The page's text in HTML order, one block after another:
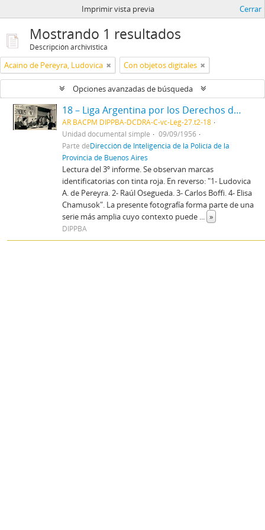
Imprimir vista previa Cerrar
Mostrando 1 resultados
Descripción archivística
Acaino de Pereyra, Ludovica Con objetos digitales
Opciones avanzadas de búsqueda
18 – Liga Argentina por los Derechos del Hombre - Asamblea gral. de filiales y conferencia
AR BACPM DIPPBA-DCDRA-C-vc-Leg-27.t2-18
Unidad documental simple
09/09/1956
Parte deDirección de Inteligencia de la Policía de la
Provincia de Buenos Aires
Lectura del 3º informe. Se observan marcas
identificatorias con tinta roja. En reverso: "1- Ludovica
A. de Pereyra. 2- Raúl Osegueda. 3- Carlos Boffi. 4- Elisa
Chamusok". La presente fotografía forma parte de una
serie más amplia cuyo contexto puede ... »
DIPPBA